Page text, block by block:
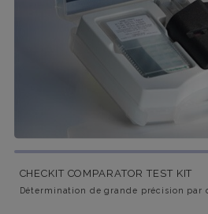
CHECKIT COMPARATOR TEST KIT
Détermination de grande précision par